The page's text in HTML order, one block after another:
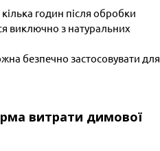
годин після обробки
виключно з натуральних
безпечно застосовувати для
витрати димової